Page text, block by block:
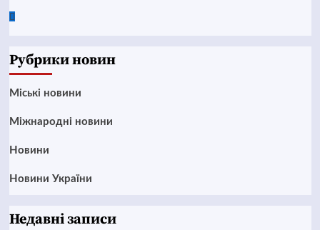
Google
Рубрики новин
Mіські новини
Міжнародні новини
Новини
Новини України
Недавні записи